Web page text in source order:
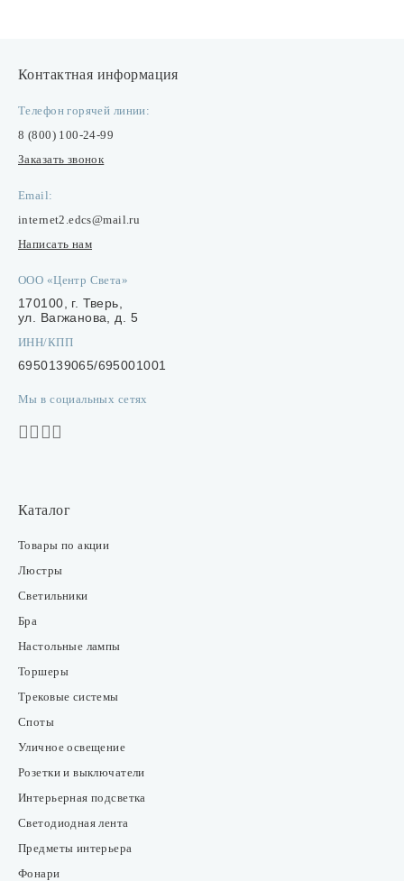
Контактная информация
Телефон горячей линии:
8 (800) 100-24-99
Заказать звонок
Email:
internet2.edcs@mail.ru
Написать нам
ООО «Центр Света»
170100, г. Тверь,
ул. Вагжанова, д. 5
ИНН/КПП
6950139065/695001001
Мы в социальных сетях
Каталог
Товары по акции
Люстры
Светильники
Бра
Настольные лампы
Торшеры
Трековые системы
Споты
Уличное освещение
Розетки и выключатели
Интерьерная подсветка
Светодиодная лента
Предметы интерьера
Фонари